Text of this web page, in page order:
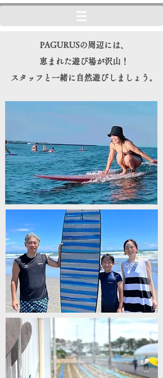
PAGURUSの周辺には、
恵まれた遊び場が沢山！
スタッフと一緒に自然遊びしましょう。